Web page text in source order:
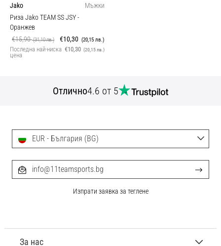
Jako
Мъжки
Риза Jako TEAM SS JSY-
Оранжев
€15,90(31,10 лв.) €10,30 (20,15 лв.)
Последна най-ниска
цена
€10,30 (20,15 лв.)
Отлично4.6 от 5
За нас
EUR - България (BG)
info@11teamsports.bg
Изпрати заявка за теглене